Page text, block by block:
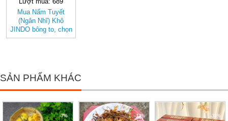
Mua Nấm Tuyết
(Ngân Nhĩ) Khô
JINDO bông to, chọn
lọc tốt cho sức khỏe
SẢN PHẨM KHÁC
-7% -12% -38%